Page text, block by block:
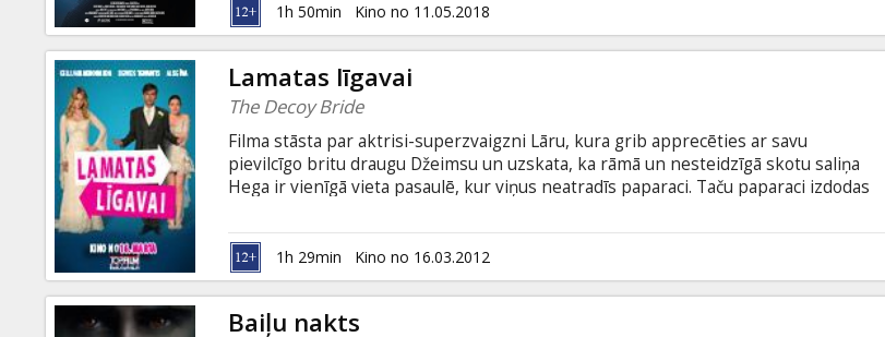
subtitriem latviešu un krievu valodā.
1h 50min Kino no 11.05.2018
Lamatas līgavai
The Decoy Bride
Filma stāsta par aktrisi-superzvaigzni Lāru, kura grib apprecēties ar savu
pievilcīgo britu draugu Džeimsu un uzskata, ka rāmā un nesteidzīgā skotu saliņa
Hega ir vienīgā vieta pasaulē, kur viņus neatradīs paparaci. Taču paparaci izdodas
kuras lomai, pēc viņas domām, būs ideāli piemērota vietējā meitene Ketija. Bet kad
Ketija un Džeimss satiekas, tad "šķīst dzirksteles Lomās: Alice Eve, David Tennant,
Kelly Macdonald Režisors: Sheree Folkson Filma angļu valodā ar subtitriem latviešu
un krievu valodā.
1h 29min Kino no 16.03.2012
Baiļu nakts